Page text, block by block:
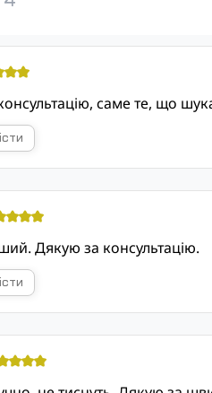
саме те, що
Дякую за консультацію.